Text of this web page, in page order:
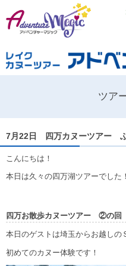
ツア
7月22日 四万カヌーツアー
こんにちは！
本日は久々の四万湖ツアーでした！
四万お散歩カヌーツアー ②の回
本日のゲストは埼玉からお越しの
初めてのカヌー体験です！